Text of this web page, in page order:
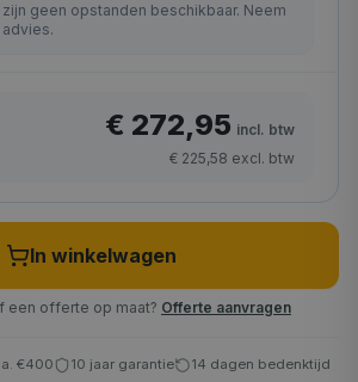
geen opstanden beschikbaar. Neem
€ 272,95 incl. btw
€ 225,58 excl. btw
In winkelwagen
een offerte op maat? Offerte aanvragen
€400 10 jaar garantie 14 dagen bedenktijd